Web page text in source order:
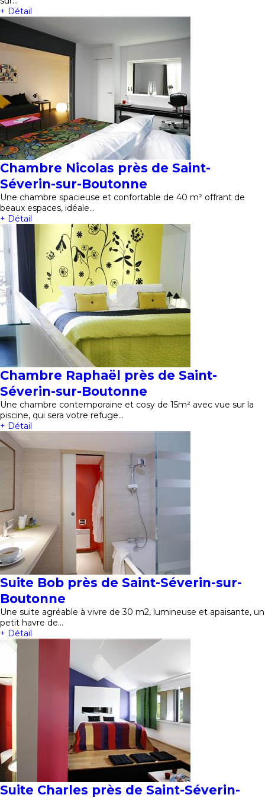
+ Détail
Chambre Nicolas près de Saint-
Séverin-sur-Boutonne
Une chambre spacieuse et confortable de 40 m² offrant de
beaux espaces, idéale…
+ Détail
Chambre Raphaël près de Saint-
Séverin-sur-Boutonne
Une chambre contemporaine et cosy de 15m² avec vue sur la
piscine, qui sera votre refuge…
+ Détail
Suite Bob près de Saint-Séverin-sur-
Boutonne
Une suite agréable à vivre de 30 m2, lumineuse et apaisante, un
petit havre de…
+ Détail
Suite Charles près de Saint-Séverin-